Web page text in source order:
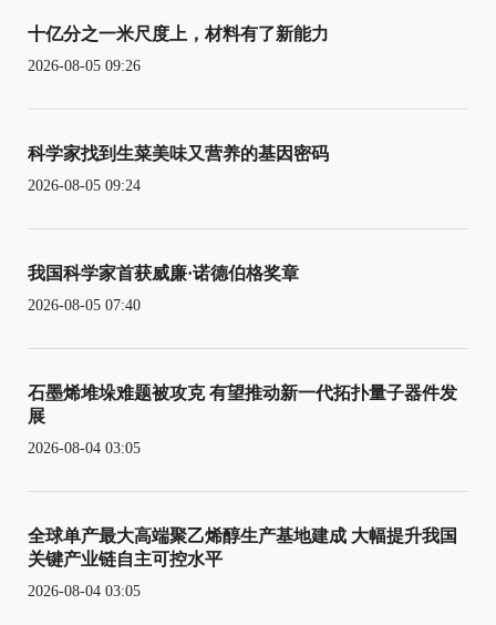
十亿分之一米尺度上，材料有了新能力
2026-08-05 09:26
科学家找到生菜美味又营养的基因密码
2026-08-05 09:24
我国科学家首获威廉·诺德伯格奖章
2026-08-05 07:40
石墨烯堆垛难题被攻克 有望推动新一代拓扑量子器件发
展
2026-08-04 03:05
全球单产最大高端聚乙烯醇生产基地建成 大幅提升我国
关键产业链自主可控水平
2026-08-04 03:05